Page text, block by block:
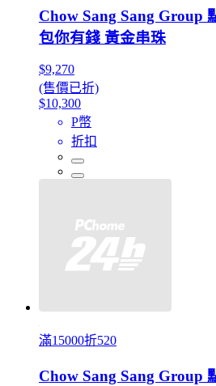
Chow Sang Sang Group
包你有錢 黃金串珠
$9,270
(售價已折)
$10,300
P幣
折扣
滿15000折520
Chow Sang Sang Group